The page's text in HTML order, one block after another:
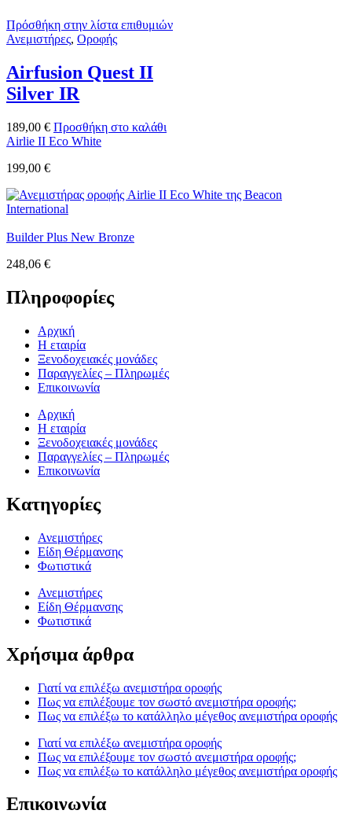
Πρόσθήκη στην λίστα επιθυμιών
Ανεμιστήρες, Οροφής
Airfusion Quest II
Silver IR
189,00 € Προσθήκη στο καλάθι
Airlie II Eco White
199,00 €
Builder Plus New Bronze
248,06 €
Πληροφορίες
Αρχική
Η εταιρία
Ξενοδοχειακές μονάδες
Παραγγελίες – Πληρωμές
Επικοινωνία
Αρχική
Η εταιρία
Ξενοδοχειακές μονάδες
Παραγγελίες – Πληρωμές
Επικοινωνία
Κατηγορίες
Ανεμιστήρες
Είδη Θέρμανσης
Φωτιστικά
Ανεμιστήρες
Είδη Θέρμανσης
Φωτιστικά
Χρήσιμα άρθρα
Γιατί να επιλέξω ανεμιστήρα οροφής
Πως να επιλέξουμε τον σωστό ανεμιστήρα οροφής;
Πως να επιλέξω το κατάλληλο μέγεθος ανεμιστήρα οροφής
Γιατί να επιλέξω ανεμιστήρα οροφής
Πως να επιλέξουμε τον σωστό ανεμιστήρα οροφής;
Πως να επιλέξω το κατάλληλο μέγεθος ανεμιστήρα οροφής
Επικοινωνία